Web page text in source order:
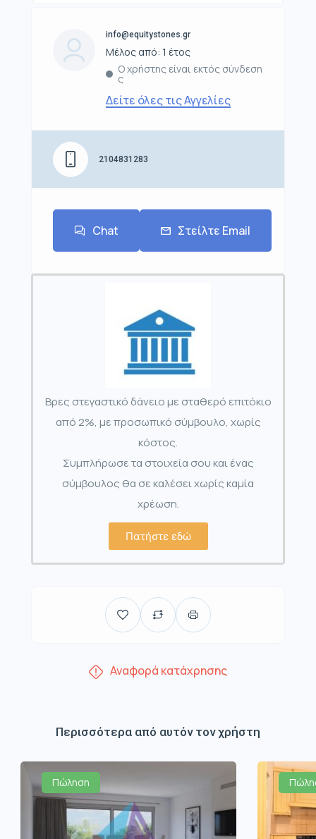
info@equitystones.gr
Μέλος από: 1 έτος
Ο χρήστης είναι εκτός σύνδεση
ς
Δείτε όλες τις Αγγελίες
2104831283
Chat Στείλτε Email
Βρες στεγαστικό δάνειο με σταθερό επιτόκιο
από 2%, με προσωπικό σύμβουλο, χωρίς
κόστος.
Συμπλήρωσε τα στοιχεία σου και ένας
σύμβουλος θα σε καλέσει χωρίς καμία
χρέωση.
Πατήστε εδώ
Αναφορά κατάχρησης
Περισσότερα από αυτόν τον χρήστη
Πώληση